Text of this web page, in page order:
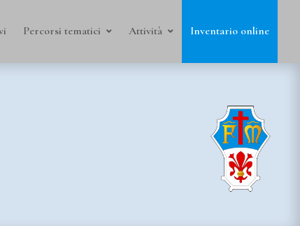
Percorsi tematici Attività Inventario online